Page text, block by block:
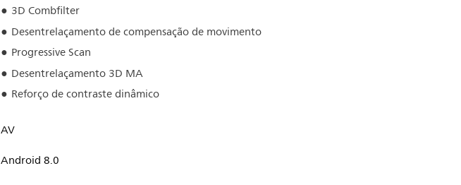
3D Combfilter
Desentrelaçamento de compensação de movimento
Progressive Scan
Desentrelaçamento 3D MA
Reforço de contraste dinâmico
AV
Android 8.0